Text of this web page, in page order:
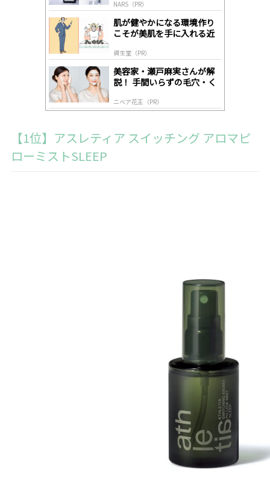
NARS（PR）
肌が健やかになる環境作り
こそが美肌を手に入れる近
資生堂（PR）
美容家・瀬戸麻実さんが解
説！ 手間いらずの毛穴・く
ニベア花王（PR）
【1位】アスレティア スイッチング アロマピ
ローミストSLEEP